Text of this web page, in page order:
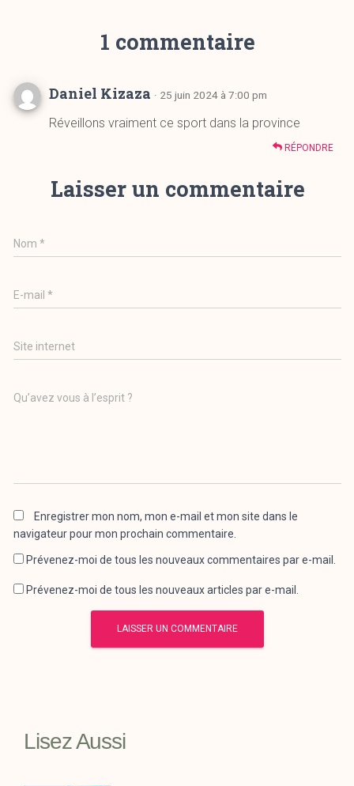
1 commentaire
Daniel Kizaza · 25 juin 2024 à 7:00 pm
Réveillons vraiment ce sport dans la province
RÉPONDRE
Laisser un commentaire
Nom*
E-mail*
Site internet
Qu’avez vous à l’esprit ?
Enregistrer mon nom, mon e-mail et mon site dans le
navigateur pour mon prochain commentaire.
Prévenez-moi de tous les nouveaux commentaires par e-mail.
Prévenez-moi de tous les nouveaux articles par e-mail.
Lisez Aussi